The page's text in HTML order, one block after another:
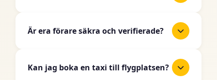
inklusive Stockholm, Göteborg, Malmö, Uppsala,
expanderar kontinuerligt till fler områden.
Är era förare säkra och verifierade?
professionella förare som har genomgått
noggranna bakgrundskontroller och verifiering.
Kan jag boka en taxi till flygplatsen?